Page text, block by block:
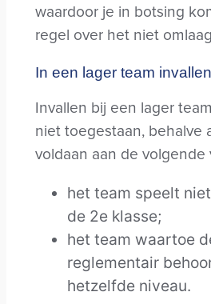
waardoor je in botsing
regel over het niet
In een lager team
Invallen bij een lager
niet toegestaan, behalve
voldaan aan de volgende
het team speelt
de 2e klasse;
het team waartoe
reglementair
hetzelfde niveau.